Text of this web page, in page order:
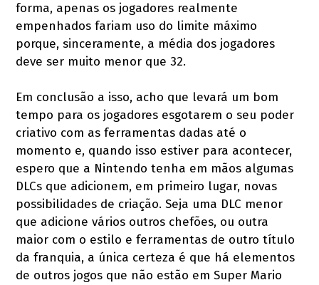
forma, apenas os jogadores realmente
empenhados fariam uso do limite máximo
porque, sinceramente, a média dos jogadores
deve ser muito menor que 32.
Em conclusão a isso, acho que levará um bom
tempo para os jogadores esgotarem o seu poder
criativo com as ferramentas dadas até o
momento e, quando isso estiver para acontecer,
espero que a Nintendo tenha em mãos algumas
DLCs que adicionem, em primeiro lugar, novas
possibilidades de criação. Seja uma DLC menor
que adicione vários outros chefões, ou outra
maior com o estilo e ferramentas de outro título
da franquia, a única certeza é que há elementos
de outros jogos que não estão em Super Mario